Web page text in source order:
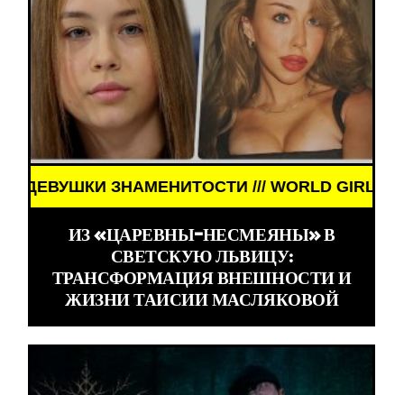
/// WORLD GIRLS /// ДЕВУШКИ
ИЗ «ЦАРЕВНЫ-НЕСМЕЯНЫ» В
СВЕТСКУЮ ЛЬВИЦУ:
ТРАНСФОРМАЦИЯ ВНЕШНОСТИ И
ЖИЗНИ ТАИСИИ МАСЛЯКОВОЙ